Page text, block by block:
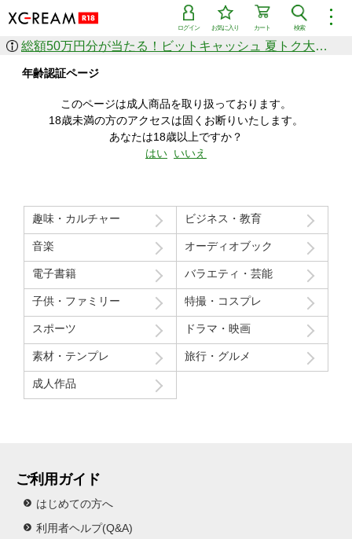
︙
検索
カート
お気に入り
ログイン
作品を探す
ジャンル
シリーズ
人気のセール中商品
新着セール中商品
すべての作品から探す
価格の安い順
価格の高い順
月間ランキング
年間ランキング
総額50万円分が当たる！ビットキャッシュ 夏トク大感謝祭
年齢認証ページ
このページは成人商品を取り扱っております。
18歳未満の方のアクセスは固くお断りいたします。
あなたは18歳以上ですか？
はい いいえ
趣味・カルチャー ビジネス・教育
音楽 オーディオブック
電子書籍 バラエティ・芸能
子供・ファミリー 特撮・コスプレ
スポーツ ドラマ・映画
素材・テンプレ 旅行・グルメ
成人作品
ご利用ガイド
はじめての方へ
利用者ヘルプ(Q&A)